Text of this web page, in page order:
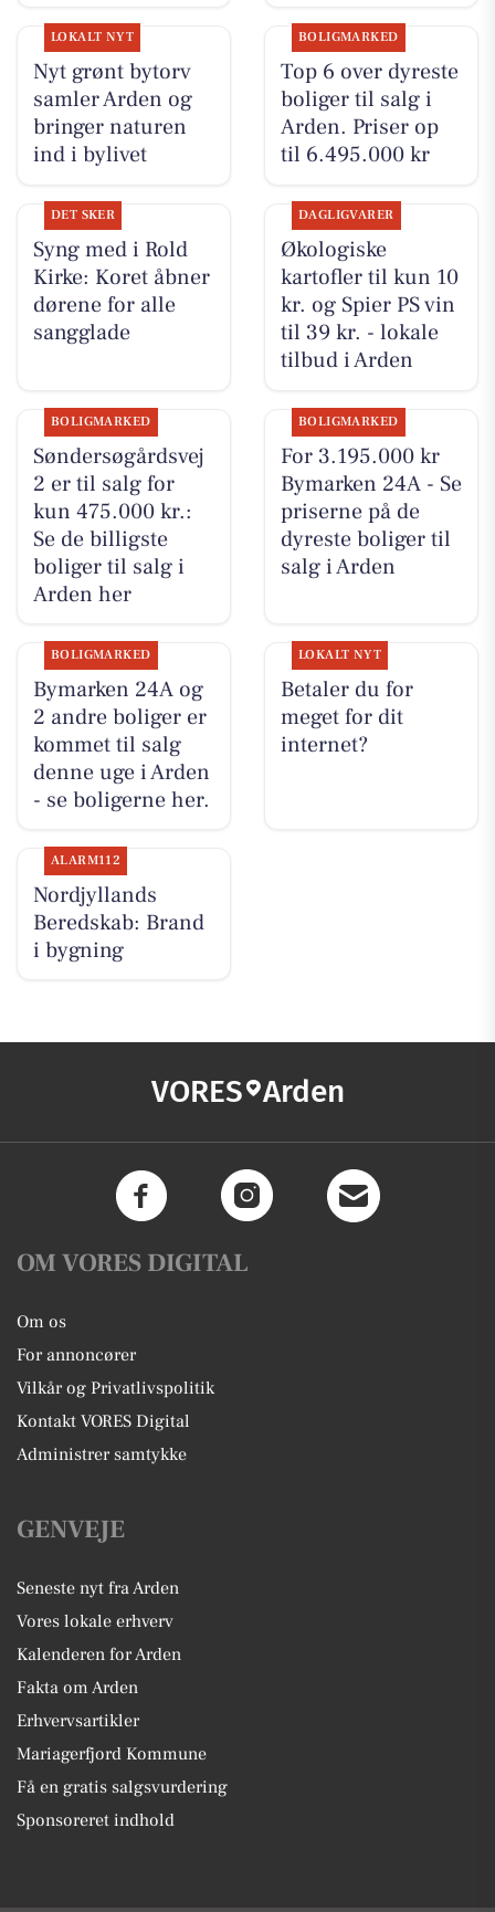
LOKALT NYT
Nyt grønt bytorv
samler Arden og
bringer naturen
ind i bylivet
BOLIGMARKED
Top 6 over dyreste
boliger til salg i
Arden. Priser op
til 6.495.000 kr
DET SKER
Syng med i Rold
Kirke: Koret åbner
dørene for alle
sangglade
DAGLIGVARER
Økologiske
kartofler til kun 10
kr. og Spier PS vin
til 39 kr. - lokale
tilbud i Arden
BOLIGMARKED
Søndersøgårdsvej
2 er til salg for
kun 475.000 kr.:
Se de billigste
boliger til salg i
Arden her
BOLIGMARKED
For 3.195.000 kr
Bymarken 24A - Se
priserne på de
dyreste boliger til
salg i Arden
BOLIGMARKED
Bymarken 24A og
2 andre boliger er
kommet til salg
denne uge i Arden
- se boligerne her.
LOKALT NYT
Betaler du for
meget for dit
internet?
ALARM112
Nordjyllands
Beredskab: Brand
i bygning
VORES Arden
OM VORES DIGITAL
Om os
For annoncører
Vilkår og Privatlivspolitik
Kontakt VORES Digital
Administrer samtykke
GENVEJE
Seneste nyt fra Arden
Vores lokale erhverv
Kalenderen for Arden
Fakta om Arden
Erhvervsartikler
Mariagerfjord Kommune
Få en gratis salgsvurdering
Sponsoreret indhold